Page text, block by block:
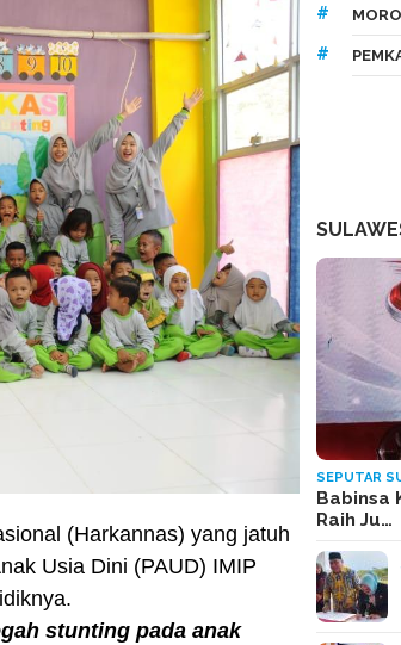
(Harkannas) yang jatuh
Usia Dini (PAUD) IMIP
stunting pada anak
SEPUTAR
Babinsa
Raih Ju…